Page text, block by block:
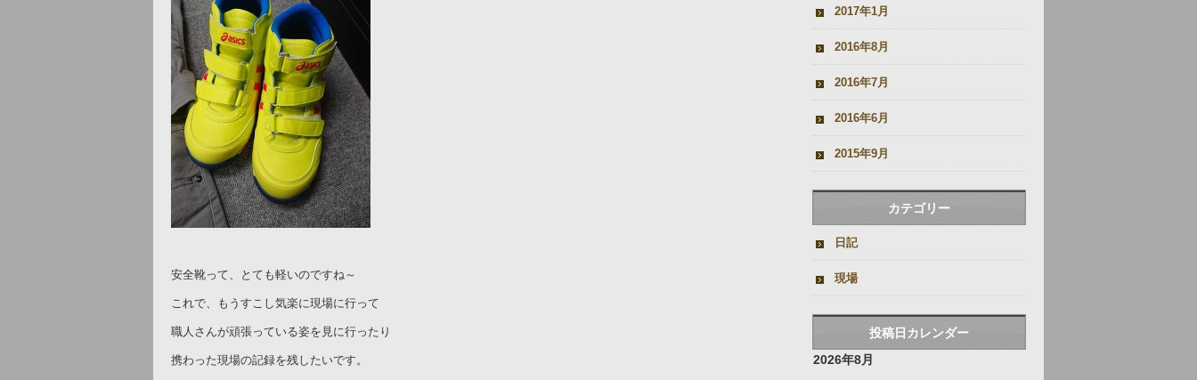
安全靴って、とても軽いのですね～
これで、もうすこし気楽に現場に行って
職人さんが頑張っている姿を見に行ったり
携わった現場の記録を残したいです。
2017年1月
2016年8月
2016年7月
2016年6月
2015年9月
カテゴリー
日記
現場
投稿日カレンダー
2026年8月